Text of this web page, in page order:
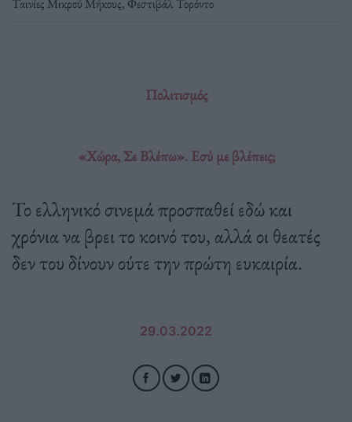
Ταινίες Μικρού Μήκους, Φεστιβάλ Τορόντο
Πολιτισμός
«Χώρα, Σε Βλέπω». Εσύ με βλέπεις;
Το ελληνικό σινεμά προσπαθεί εδώ και
χρόνια να βρει το κοινό του, αλλά οι θεατές
δεν του δίνουν ούτε την πρώτη ευκαιρία.
29.03.2022